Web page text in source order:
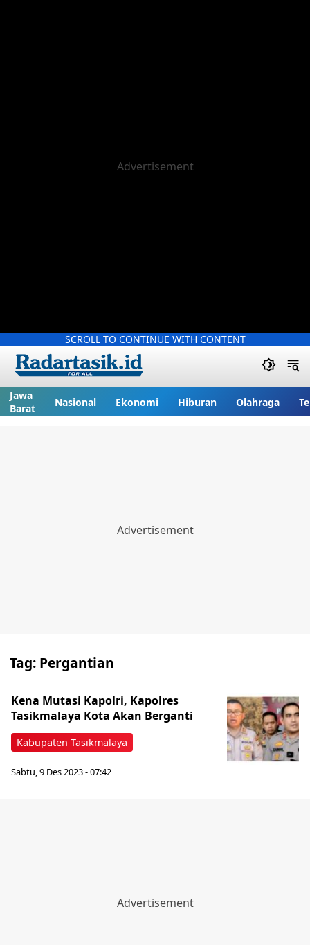
SCROLL TO CONTINUE WITH CONTENT
Jawa
Barat
Nasional Ekonomi Hiburan Olahraga
Tag: Pergantian
Kabupaten Tasikmalaya
Kena Mutasi Kapolri, Kapolres
Tasikmalaya Kota Akan Berganti
Sabtu, 9 Des 2023 - 07:42